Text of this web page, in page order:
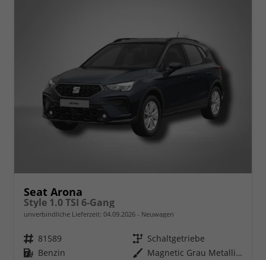
Seat Arona
Style 1.0 TSI 6-Gang
unverbindliche Lieferzeit: 04.09.2026 Neuwagen
Fahrzeugnr. 81589 Getriebe Schaltgetriebe
Kraftstoff Benzin Außenfarbe
Magnetic Grau Metallic / Dach in Midnight Schwarz Metallic